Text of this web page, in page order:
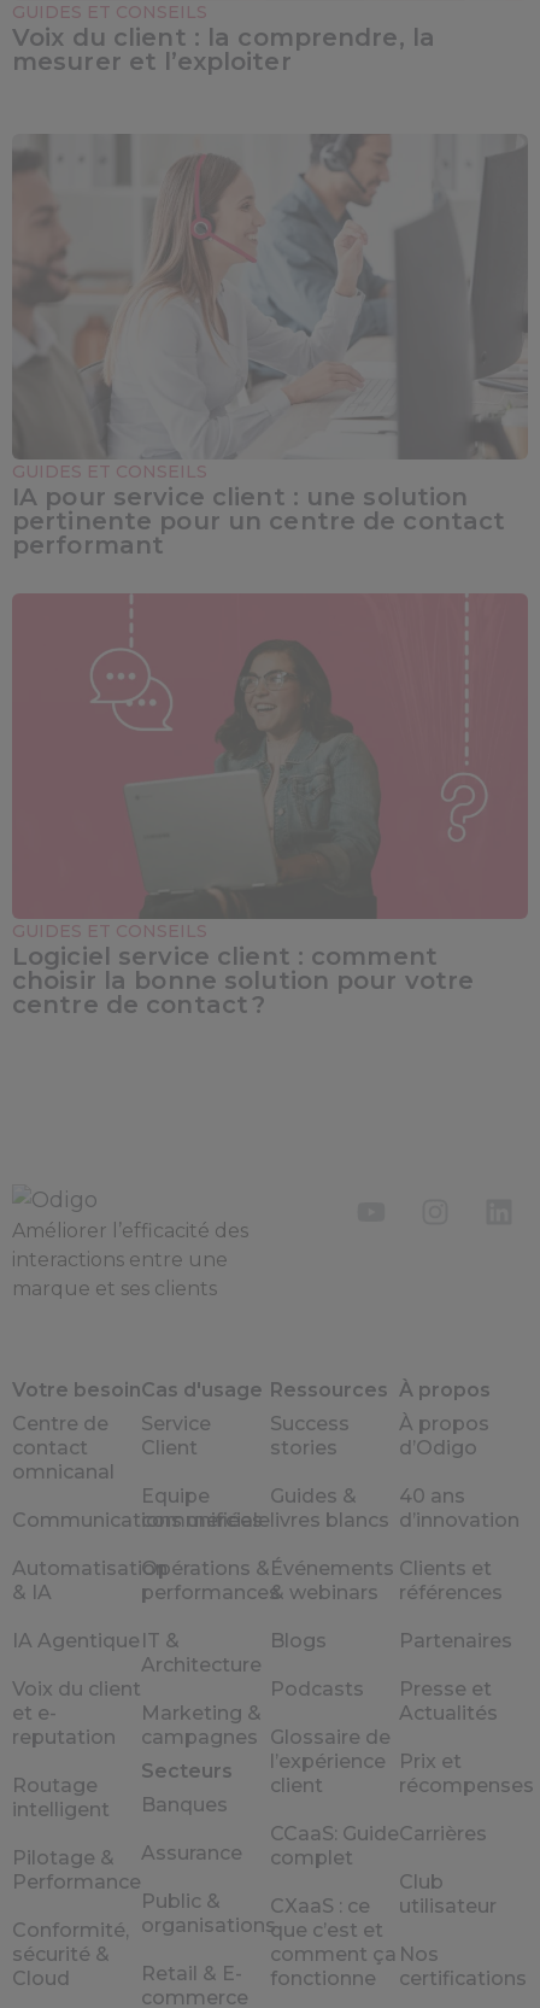
GUIDES ET CONSEILS
Voix du client : la comprendre, la
mesurer et l’exploiter
GUIDES ET CONSEILS
IA pour service client : une solution
pertinente pour un centre de contact
performant
GUIDES ET CONSEILS
Logiciel service client : comment
choisir la bonne solution pour votre
centre de contact ?
Améliorer l’efficacité des
interactions entre une
marque et ses clients
Votre besoin
Centre de
contact
omnicanal
Communications unifiées
Automatisation
& IA
IA Agentique
Voix du client
et e-
reputation
Routage
intelligent
Pilotage &
Performance
Conformité,
sécurité &
Cloud
Cas d'usage
Service
Client
Equipe
commerciale
Opérations &
performances
IT &
Architecture
Marketing &
campagnes
Secteurs
Banques
Assurance
Public &
organisations
Retail & E-
commerce
Ressources
Success
stories
Guides &
livres blancs
Événements
& webinars
Blogs
Podcasts
Glossaire de
l’expérience
client
CCaaS: Guide
complet
CXaaS : ce
que c’est et
comment ça
fonctionne
À propos
À propos
d’Odigo
40 ans
d’innovation
Clients et
références
Partenaires
Presse et
Actualités
Prix et
récompenses
Carrières
Club
utilisateur
Nos
certifications